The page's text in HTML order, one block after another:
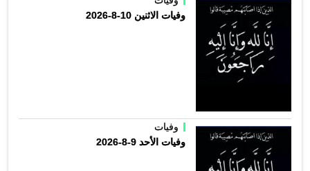
وفيات الاثنين 10-8-2026
وفيات
وفيات الأحد 9-8-2026